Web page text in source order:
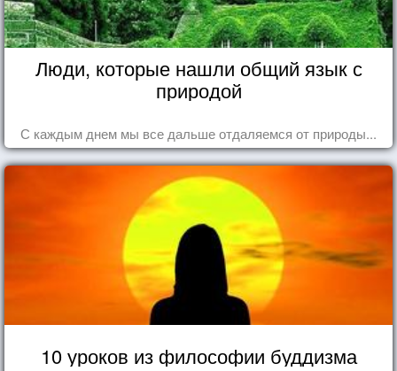
Люди, которые нашли общий язык с
природой
С каждым днем мы все дальше отдаляемся от природы...
10 уроков из философии буддизма